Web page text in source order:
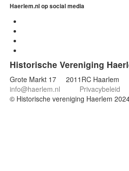
Haerlem.nl op social media
Historische Vereniging
Grote Markt 17 2011RC Haarlem
info@haerlem.nl
Privacybeleid
© Historische vereniging Haerlem